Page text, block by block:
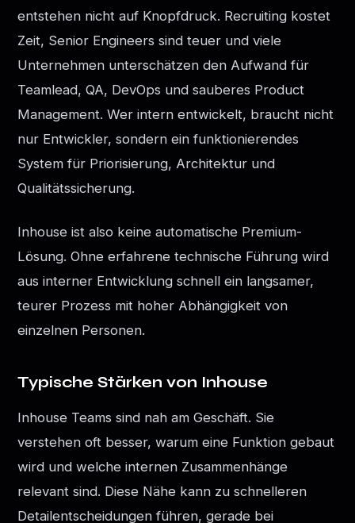
entstehen nicht auf Knopfdruck. Recruiting kostet
Zeit, Senior Engineers sind teuer und viele
Unternehmen unterschätzen den Aufwand für
Teamlead, QA, DevOps und sauberes Product
Management. Wer intern entwickelt, braucht nicht
nur Entwickler, sondern ein funktionierendes
System für Priorisierung, Architektur und
Qualitätssicherung.
Inhouse ist also keine automatische Premium-
Lösung. Ohne erfahrene technische Führung wird
aus interner Entwicklung schnell ein langsamer,
teurer Prozess mit hoher Abhängigkeit von
einzelnen Personen.
Typische Stärken von Inhouse
Inhouse Teams sind nah am Geschäft. Sie
verstehen oft besser, warum eine Funktion gebaut
wird und welche internen Zusammenhänge
relevant sind. Diese Nähe kann zu schnelleren
Detailentscheidungen führen, gerade bei